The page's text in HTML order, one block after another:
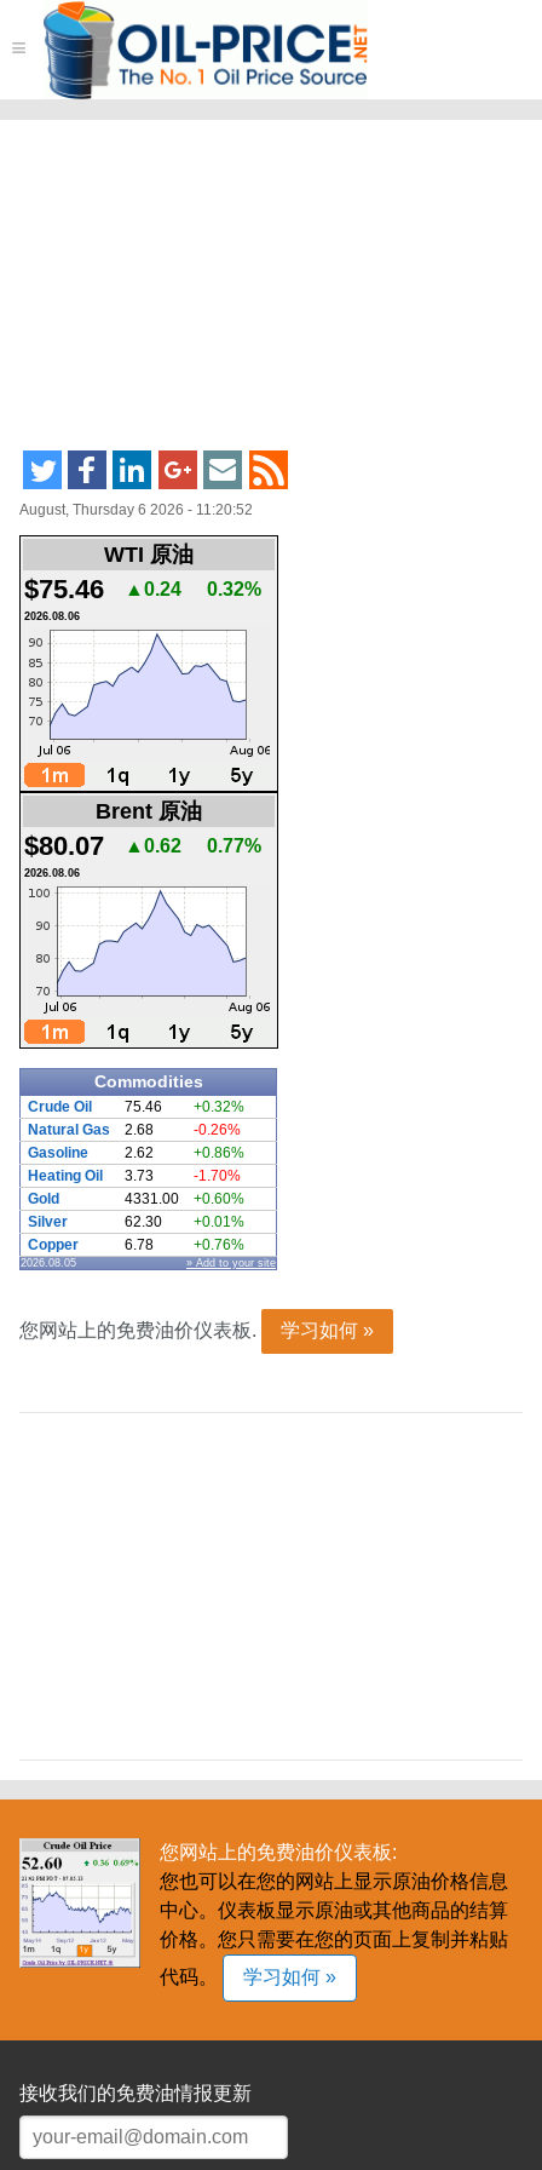
≡
August, Thursday 6 2026 - 11:20:52
WTI 原油
$75.46 ▲0.24 0.32%
2026.08.06
Brent 原油
$80.07 ▲0.62 0.77%
2026.08.06
Commodities
Crude Oil 75.46
+0.32%
Natural Gas
2.68
-0.26%
Gasoline
2.62
+0.86%
Heating Oil
3.73
-1.70%
Gold
4331.00
+0.60%
Silver
62.30
+0.01%
Copper
6.78 +0.76%
2026.08.05 » Add to your site
您网站上的免费油价仪表板. 学习如何 »
您网站上的免费油价仪表板:
您也可以在您的网站上显示原油价格信息
中心。仪表板显示原油或其他商品的结算
价格。您只需要在您的页面上复制并粘贴
代码。
学习如何 »
接收我们的免费油情报更新